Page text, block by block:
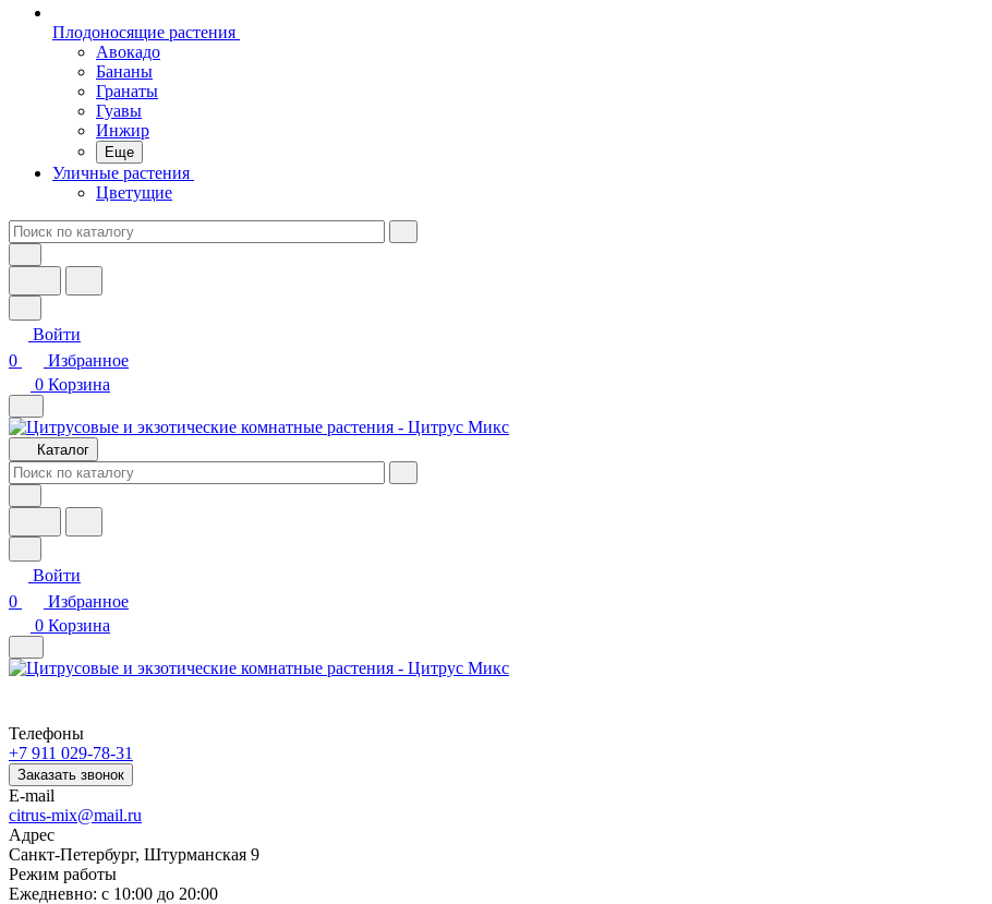
Плодоносящие растения
Авокадо
Бананы
Гранаты
Гуавы
Инжир
Еще
Уличные растения
Цветущие
Войти
0
Избранное
0 Корзина
Каталог
Войти
0
Избранное
0 Корзина
Телефоны
+7 911 029-78-31
Заказать звонок
E-mail
citrus-mix@mail.ru
Адрес
Санкт-Петербург, Штурманская 9
Режим работы
Ежедневно: с 10:00 до 20:00